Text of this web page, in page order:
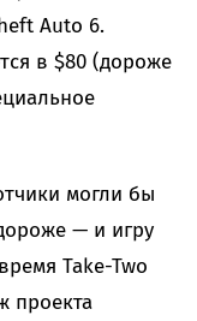
Auto 6.
в $80 (дороже
могли бы
— и игру
Take-Two
проекта